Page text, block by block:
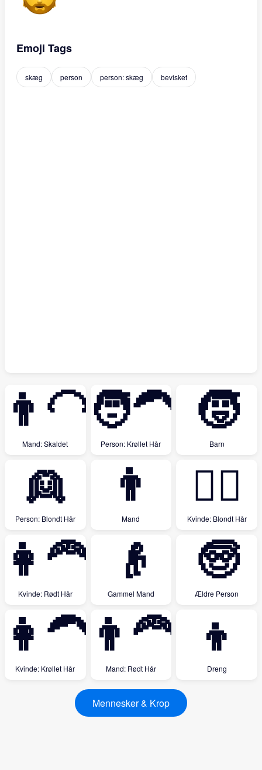
Emoji Tags
skæg person person: skæg bevisket
👨‍🦲
Mand: Skaldet
🧑‍🦱
Person: Krøllet Hår
🧒
Barn
👱
Person: Blondt Hår
👨
Mand
👱‍♀️
Kvinde: Blondt Hår
👩‍🦰
Kvinde: Rødt Hår
👴
Gammel Mand
🧓
Ældre Person
👩‍🦱
Kvinde: Krøllet Hår
👨‍🦰
Mand: Rødt Hår
👦
Dreng
Mennesker & Krop